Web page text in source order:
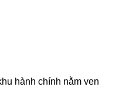
hành chính nằm ven